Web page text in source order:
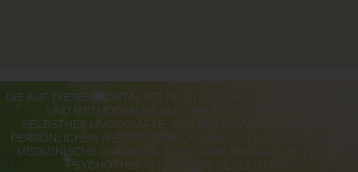
DIE AUF DIESEM PORTAL GELISTETEN SEMINARE, WORKSHOPS
UND METHODEN DIENEN DER AKTIVIERUNG DER
SELBSTHEILUNGSKRÄFTE, DER ENTSPANNUNG UND DER
PERSÖNLICHEN WEITERENTWICKLUNG. SIE ERSETZEN KEINE
MEDIZINISCHE DIAGNOSE, ÄRZTLICHE BEHANDLUNG ODER
PSYCHOTHERAPEUTISCHE BEGLEITUNG.